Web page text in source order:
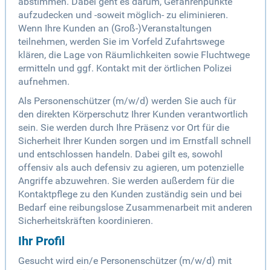
aufzudecken und -soweit möglich- zu eliminieren.
Wenn Ihre Kunden an (Groß-)Veranstaltungen
teilnehmen, werden Sie im Vorfeld Zufahrtswege
klären, die Lage von Räumlichkeiten sowie Fluchtwege
ermitteln und ggf. Kontakt mit der örtlichen Polizei
aufnehmen.
Als Personenschützer (m/w/d) werden Sie auch für
den direkten Körperschutz Ihrer Kunden verantwortlich
sein. Sie werden durch Ihre Präsenz vor Ort für die
Sicherheit Ihrer Kunden sorgen und im Ernstfall schnell
und entschlossen handeln. Dabei gilt es, sowohl
offensiv als auch defensiv zu agieren, um potenzielle
Angriffe abzuwehren. Sie werden außerdem für die
Kontaktpflege zu den Kunden zuständig sein und bei
Bedarf eine reibungslose Zusammenarbeit mit anderen
Sicherheitskräften koordinieren.
Ihr Profil
Gesucht wird ein/e Personenschützer (m/w/d) mit